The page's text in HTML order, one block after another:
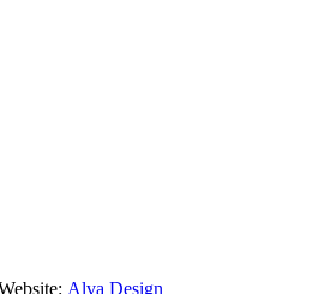
Alva Design